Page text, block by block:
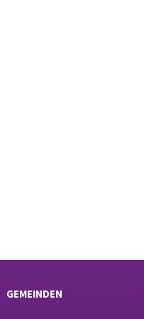
GEMEINDEN